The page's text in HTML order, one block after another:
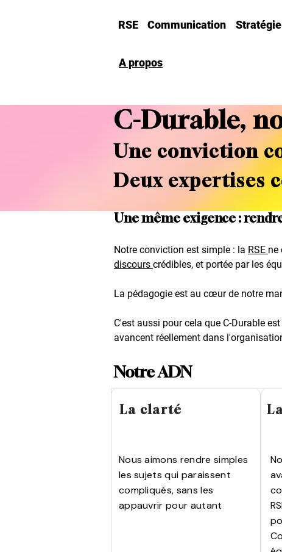
RSE Communication
A propos
C-Durable,
Une conviction
Deux expertises
Une même exigence :
Notre conviction est simple : la RSE ne
discours crédibles, et portée par les
La pédagogie est au cœur de notre
C'est aussi pour cela que C-Durable est
avancent réellement dans
Notre ADN
La clarté
Nous aimons rendre simples
les sujets qui paraissent
compliqués, sans les
appauvrir pour autant